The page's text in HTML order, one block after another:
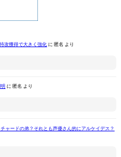
攻獲得で大きく強化 に 匿名 より
に 匿名 より
ャードの弟？それとも声優さん的にアルケイデス？